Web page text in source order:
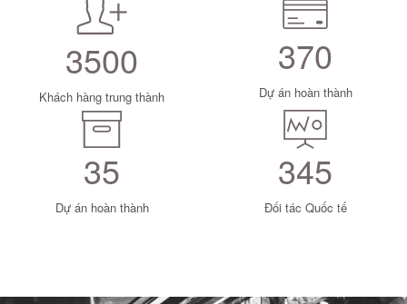
3500
Khách hàng trung thành
370
Dự án hoàn thành
35
Dự án hoàn thành
345
Đối tác Quốc tế